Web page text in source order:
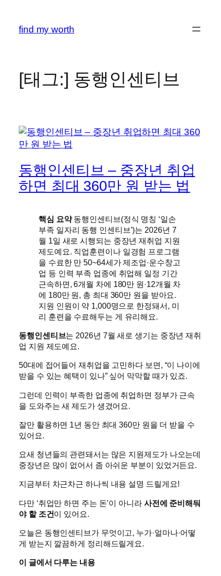
find my worth
[태그:] 동행인센티브
동행인센티브 – 중장년 취업
하면 최대 360만 원 받는 법
핵심 요약동행인센티브(정식 명칭 ‘일손
부족 일자리 동행 인센티브’)는 2026년 7
월 1일 새로 시행되는 중장년 재취업 지원
제도예요. 직업훈련이나 일경험 프로그램
을 수료한 만 50~64세가 제조업·운수창고
업 등 인력 부족 업종에 취업해 일정 기간
근속하면, 6개월 차에 180만 원·12개월 차
에 180만 원, 총 최대 360만 원을 받아요.
지원 인원이 약 1,000명으로 한정돼서, 미
리 훈련을 수료해두는 게 유리해요.
동행인센티브는 2026년 7월 새로 생기는 중장년 재취
업 지원 제도예요.
50대에 접어들어 재취업을 고민하다 보면, “이 나이에
받을 수 있는 혜택이 있나” 싶어 막막할 때가 있죠.
그런데 인력이 부족한 업종에 취업하면 정부가 근속
을 도와주는 새 제도가 생겼어요.
잘만 활용하면 1년 동안 최대 360만 원을 더 받을 수
있어요.
요새 청년들의 관련돼서는 많은 지원제도가 나오는데
중장년은 많이 없어서 좀 아쉬운 부분이 있었거든요.
지금부터 차근차근 하나씩 내용 설명 드릴게요!
다만 ‘취업만 하면 주는 돈’이 아니라 사전에 준비해둬
야 할 조건이 있어요.
오늘은 동행인센티브가 무엇이고, 누가·얼마나·어떻
게 받는지 깔끔하게 정리해드릴게요.
이 글에서 다루는 내용